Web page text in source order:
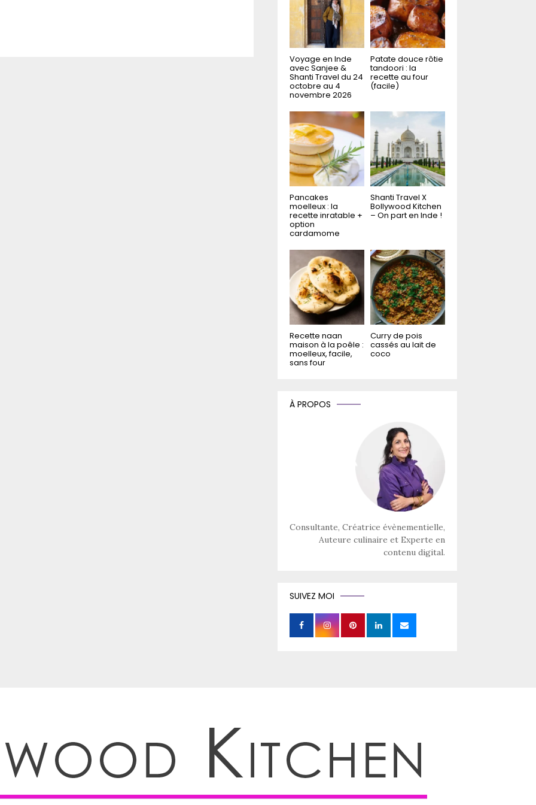
:
R
C
H
Voyage en Inde
avec Sanjee &
Shanti Travel du 24
octobre au 4
novembre 2026
Patate douce rôtie
tandoori : la
recette au four
(facile)
Pancakes
moelleux : la
recette inratable +
option
cardamome
Shanti Travel X
Bollywood Kitchen
– On part en Inde !
Recette naan
maison à la poêle :
moelleux, facile,
sans four
Curry de pois
cassés au lait de
coco
À PROPOS
Consultante, Créatrice évènementielle,
Auteure culinaire et Experte en
contenu digital.
SUIVEZ MOI